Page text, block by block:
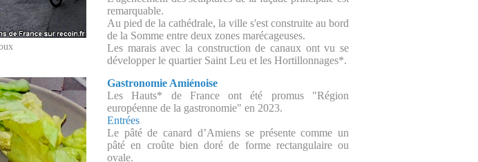
remarquable.
Au pied de la cathédrale, la ville s'est construite au bord
de la Somme entre deux zones marécageuses.
Les marais avec la construction de canaux ont vu se
développer le quartier Saint Leu et les Hortillonnages*.
Gastronomie Amiénoise
Les Hauts* de France ont été promus "Région
européenne de la gastronomie" en 2023.
Entrées
Le pâté de canard d’Amiens se présente comme un
pâté en croûte bien doré de forme rectangulaire ou
ovale.